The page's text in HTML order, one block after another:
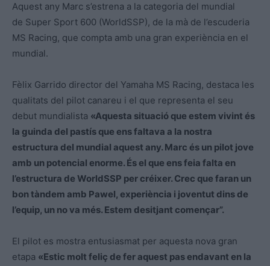
Aquest any Marc s’estrena a la categoria del mundial
de Super Sport 600 (WorldSSP), de la mà de l’escuderia
MS Racing, que compta amb una gran experiència en el
mundial.
Fèlix Garrido director del Yamaha MS Racing, destaca les
qualitats del pilot canareu i el que representa el seu
debut mundialista «Aquesta situació que estem vivint és
la guinda del pastís que ens faltava a la nostra
estructura del mundial aquest any. Marc és un pilot jove
amb un potencial enorme. És el que ens feia falta en
l’estructura de WorldSSP per créixer. Crec que faran un
bon tàndem amb Pawel, experiència i joventut dins de
l’equip, un no va més. Estem desitjant començar”.
El pilot es mostra entusiasmat per aquesta nova gran
etapa «Estic molt feliç de fer aquest pas endavant en la